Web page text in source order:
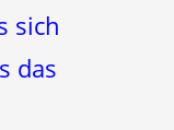
sich
das